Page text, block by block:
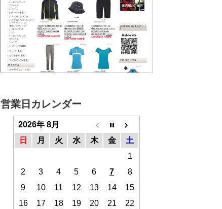
営業日カレンダー
2026年 8月
日
月 火 水 木 金
土
1
2
3 4 5 6 7
8
9
10 11 12 13 14
15
16
17 18 19 20 21 22